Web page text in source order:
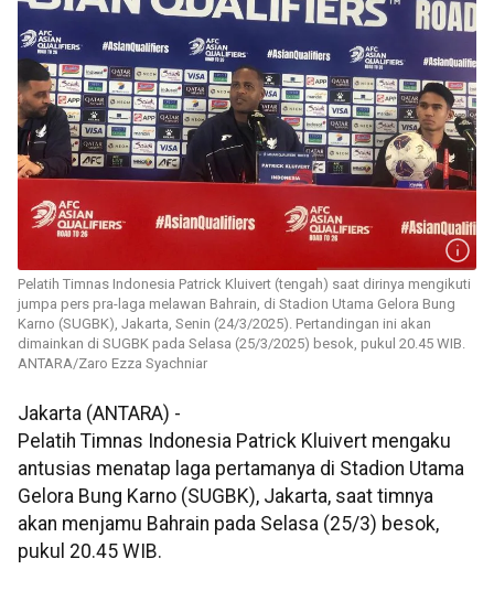
Pelatih Timnas Indonesia Patrick Kluivert (tengah) saat dirinya mengikuti
jumpa pers pra-laga melawan Bahrain, di Stadion Utama Gelora Bung
Karno (SUGBK), Jakarta, Senin (24/3/2025). Pertandingan ini akan
dimainkan di SUGBK pada Selasa (25/3/2025) besok, pukul 20.45 WIB.
ANTARA/Zaro Ezza Syachniar
Jakarta (ANTARA) -
Pelatih Timnas Indonesia Patrick Kluivert mengaku
antusias menatap laga pertamanya di Stadion Utama
Gelora Bung Karno (SUGBK), Jakarta, saat timnya
akan menjamu Bahrain pada Selasa (25/3) besok,
pukul 20.45 WIB.